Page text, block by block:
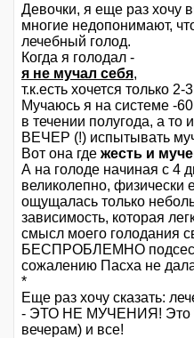
Девочки, я еще раз хочу
многие недопонимают,
лечебный голод.
Когда я голодал -
я не мучал себя,
т.к.есть хочется только
Мучаюсь я на системе -
в течении полугода, а
ВЕЧЕР (!) испытывать
Вот она где жесть и
А на голоде начиная с 4
великолепно, физически
ощущалась только
зависимость, которая
смысл моего голодания
БЕСПРОБЛЕМНО
сожалению Пасха не
*
Еще раз хочу сказать:
- ЭТО НЕ МУЧЕНИЯ! Это
вечерам) и все!